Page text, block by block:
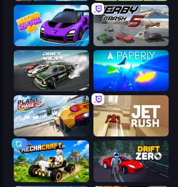
Nitro Racing Go Derby Crash 5
Drift Arena Paperly: Paper Plane Adventure
Plane Chase Jet Rush
Mechacraft.io Drift Zero